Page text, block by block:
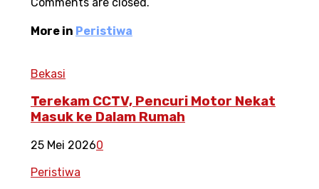
More in Peristiwa
Bekasi
Terekam CCTV, Pencuri Motor Nekat
Masuk ke Dalam Rumah
25 Mei 20260
Peristiwa